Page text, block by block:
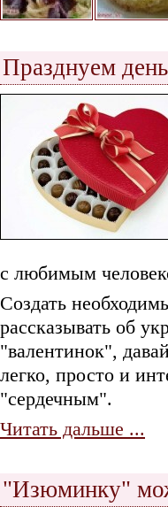
Празднуем
с любимым
Создать
рассказывать об
"валентинок",
легко, просто и
"сердечным".
Читать дальше ...
"Изюминку"